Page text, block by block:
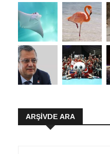
ARŞIVDE ARA